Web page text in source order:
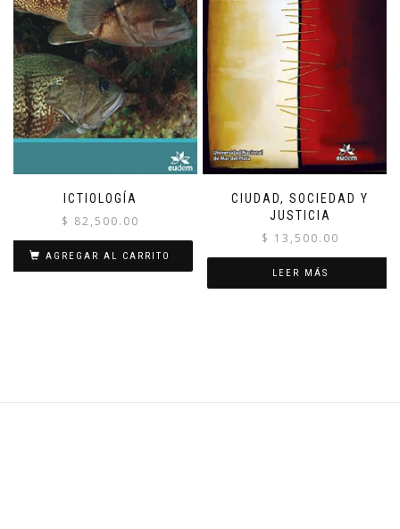
ICTIOLOGÍA
$ 82,500.00
AGREGAR AL CARRITO
CIUDAD, SOCIEDAD Y
JUSTICIA
$ 13,500.00
LEER MÁS